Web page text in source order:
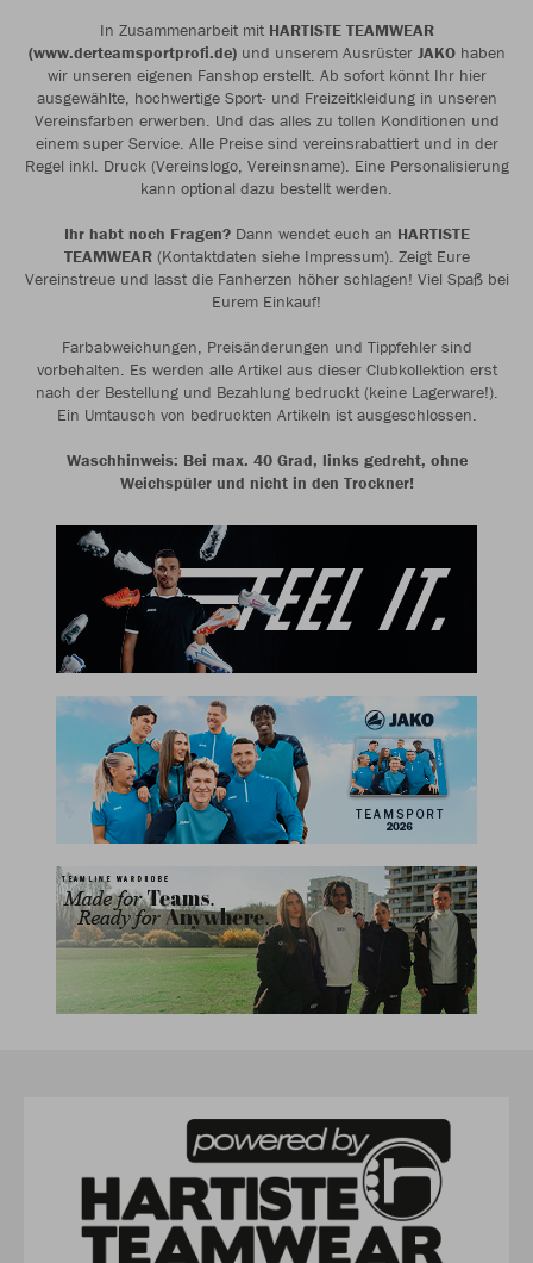
In Zusammenarbeit mit HARTISTE TEAMWEAR
(www.derteamsportprofi.de)und unserem Ausrüster JAKOhaben
wir unseren eigenen Fanshop erstellt. Ab sofort könnt Ihr hier
ausgewählte, hochwertige Sport- und Freizeitkleidung in unseren
Vereinsfarben erwerben. Und das alles zu tollen Konditionen und
einem super Service. Alle Preise sind vereinsrabattiert und in der
Regel inkl. Druck (Vereinslogo, Vereinsname). Eine Personalisierung
kann optional dazu bestellt werden.
Ihr habt noch Fragen?Dann wendet euch an HARTISTE
TEAMWEAR(Kontaktdaten siehe Impressum). Zeigt Eure
Vereinstreue und lasst die Fanherzen höher schlagen! Viel Spaß bei
Eurem Einkauf!
Farbabweichungen, Preisänderungen und Tippfehler sind
vorbehalten. Es werden alle Artikel aus dieser Clubkollektion erst
nach der Bestellung und Bezahlung bedruckt (keine Lagerware!).
Ein Umtausch von bedruckten Artikeln ist ausgeschlossen.
Waschhinweis: Bei max. 40 Grad, links gedreht, ohne
Weichspüler und nicht in den Trockner!